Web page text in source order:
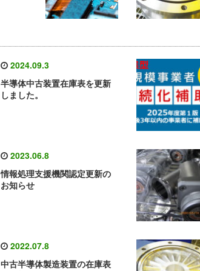
2024.09.3
半導体中古装置在庫表を更新
しました。
2023.06.8
情報処理支援機関認定更新の
お知らせ
2022.07.8
中古半導体製造装置の在庫表